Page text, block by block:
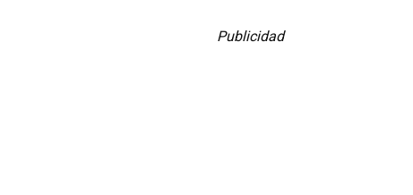
Publicidad